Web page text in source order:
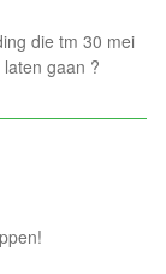
die tm 30 mei
gaan ?